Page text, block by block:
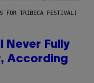
FOR TRIBECA FESTIVAL)
Never Fully
According